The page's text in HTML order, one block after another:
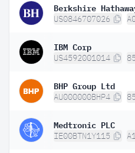
Berkshire
US0846707026
IBM Corp
US4592001014
BHP Group Ltd
AU000000BHP4
Medtronic PLC
IE00BTN1Y115